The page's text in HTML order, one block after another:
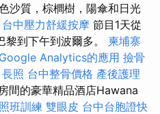
沙質，棕櫚樹，陽傘和日光
台中壓力舒緩按摩 節目1天從
到下午到波爾多。 柬埔寨
Analytics的應用 撿骨
長照 台中整骨價格 產後護理
間的豪華精品酒店Hawana
班訓練 雙眼皮 台中台胞證快